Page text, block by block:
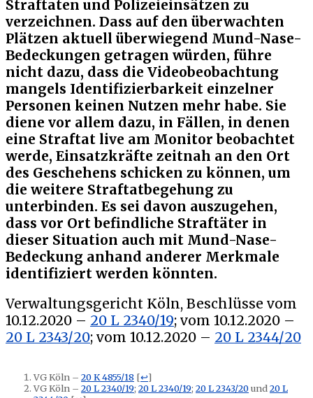
Straftaten und Polizeieinsätzen zu
verzeichnen. Dass auf den überwachten
Plätzen aktuell überwiegend Mund-Nase-
Bedeckungen getragen würden, führe
nicht dazu, dass die Videobeobachtung
mangels Identifizierbarkeit einzelner
Personen keinen Nutzen mehr habe. Sie
diene vor allem dazu, in Fällen, in denen
eine Straftat live am Monitor beobachtet
werde, Einsatzkräfte zeitnah an den Ort
des Geschehens schicken zu können, um
die weitere Straftatbegehung zu
unterbinden. Es sei davon auszugehen,
dass vor Ort befindliche Straftäter in
dieser Situation auch mit Mund-Nase-
Bedeckung anhand anderer Merkmale
identifiziert werden könnten.
Verwaltungsgericht Köln, Beschlüsse vom
10.12.2020 – 20 L 2340/19; vom 10.12.2020 –
20 L 2343/20; vom 10.12.2020 – 20 L 2344/20
VG Köln – 20 K 4855/18 [↩]
VG Köln – 20 L 2340/19; 20 L 2340/19; 20 L 2343/20und 20 L